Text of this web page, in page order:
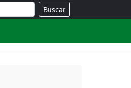
Buscar